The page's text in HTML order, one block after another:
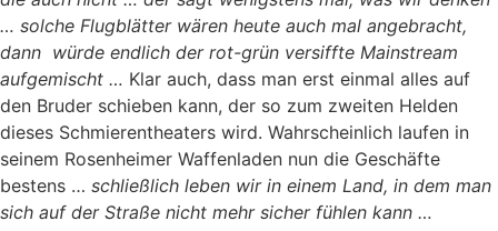
… solche Flugblätter wären heute auch mal angebracht,
dann würde endlich der rot-grün versiffte Mainstream
aufgemischt … Klar auch, dass man erst einmal alles auf
den Bruder schieben kann, der so zum zweiten Helden
dieses Schmierentheaters wird. Wahrscheinlich laufen in
seinem Rosenheimer Waffenladen nun die Geschäfte
bestens … schließlich leben wir in einem Land, in dem man
sich auf der Straße nicht mehr sicher fühlen kann …